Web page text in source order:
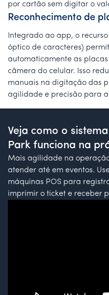
por cartão sem digitar o
Reconhecimento de
Integrado ao app, o
óptico de caracteres)
automaticamente as
câmera do celular. Isso
manuais na digitação das
agilidade e precisão para
Veja como o
Park funciona na
Mais agilidade na
atender até em eventos.
máquinas POS para
imprimir o ticket e receber